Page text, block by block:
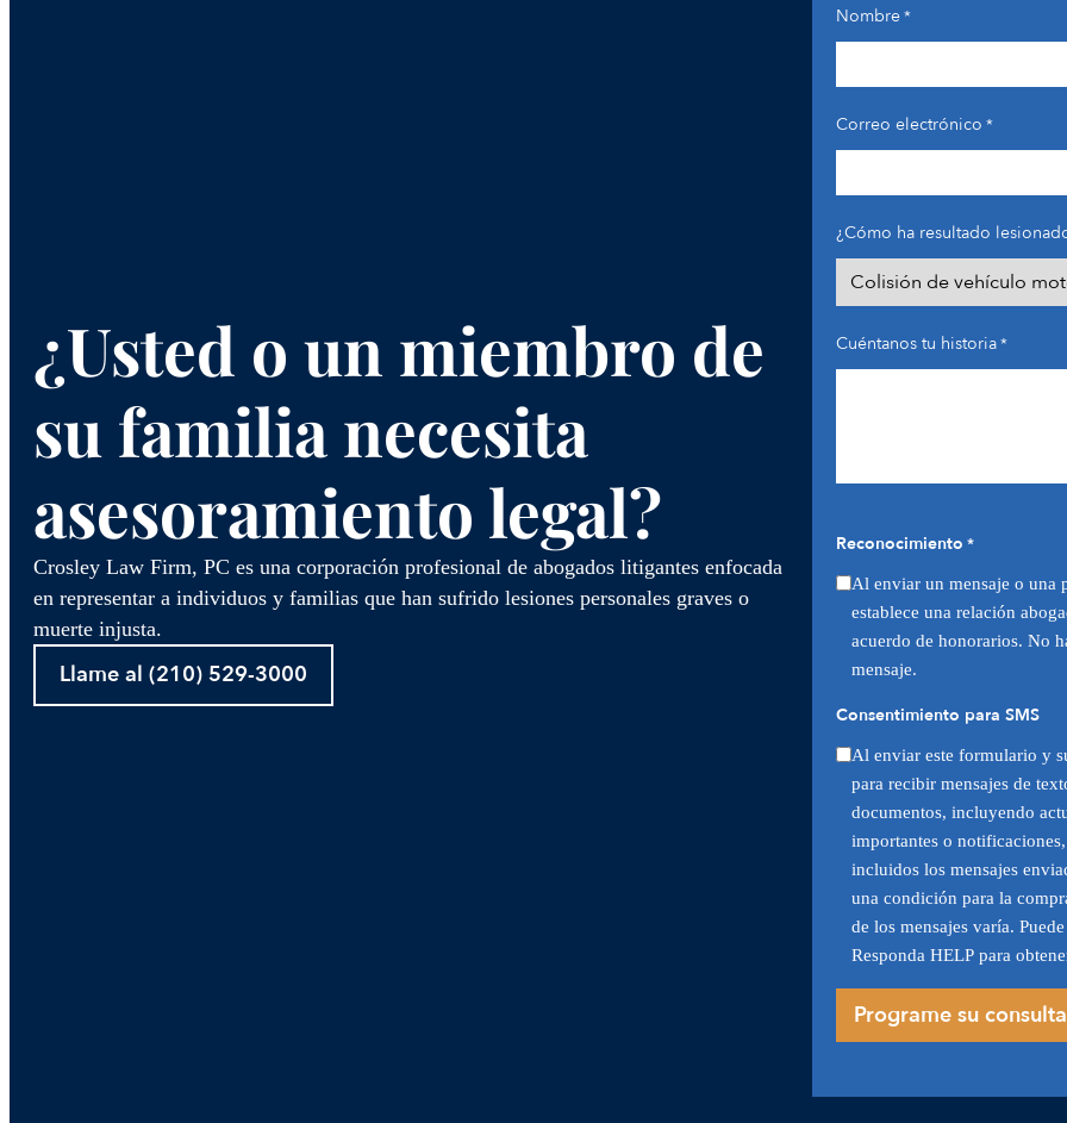
¿Usted o un miembro de
su familia necesita
asesoramiento legal?
Crosley Law Firm, PC es una corporación profesional de abogados litigantes enfocada
en representar a individuos y familias que han sufrido lesiones personales graves o
muerte injusta.
Llame al (210) 529-3000
Nombre*
Correo electrónico *
¿Cómo ha resultado
Cuéntanos tu historia*
Reconocimiento *
Al enviar un mensaje o una
establece una relación
acuerdo de honorarios. No
mensaje.
Consentimiento para SMS
Al enviar este formulario y
para recibir mensajes de
documentos, incluyendo
importantes o
incluidos los mensajes
una condición para la
de los mensajes varía.
Responda HELP para